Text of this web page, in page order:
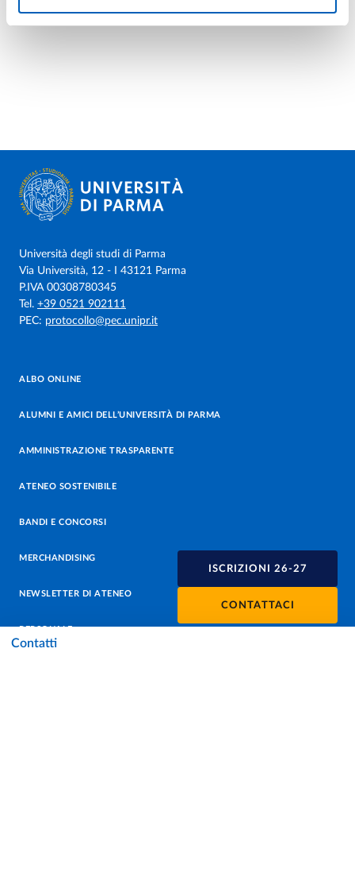
ISCRIZIONI 26-27
CONTATTACI
Contatti
Università degli studi di Parma
Via Università, 12 - I 43121 Parma
P.IVA 00308780345
Tel. +39 0521 902111
PEC: protocollo@pec.unipr.it
ALBO ONLINE
ALUMNI E AMICI DELL’UNIVERSITÀ DI PARMA
AMMINISTRAZIONE TRASPARENTE
ATENEO SOSTENIBILE
BANDI E CONCORSI
MERCHANDISING
NEWSLETTER DI ATENEO
PERSONALE